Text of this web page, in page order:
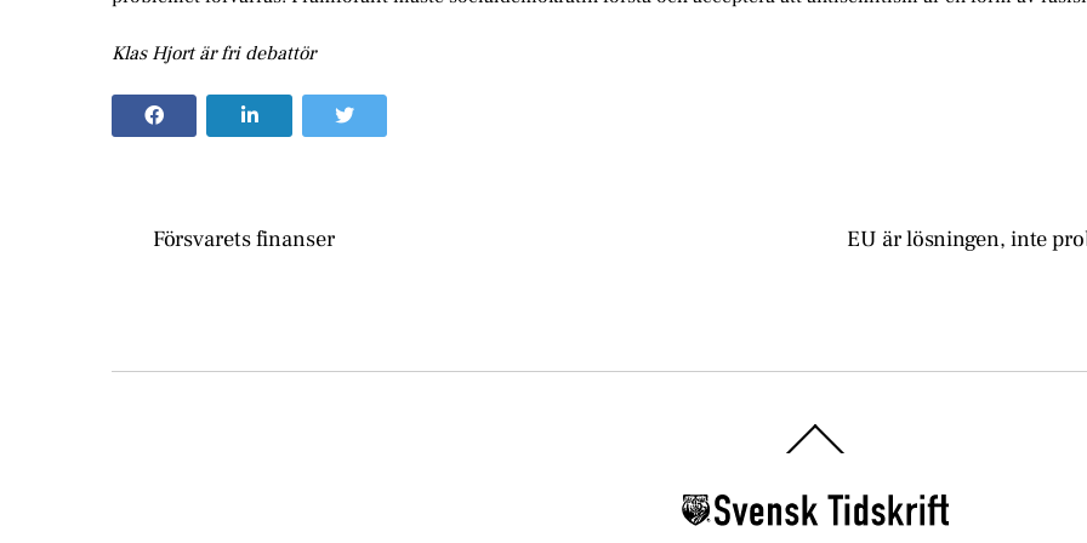
Klas Hjort är fri debattör
Försvarets finanser EU är lösningen, inte
To